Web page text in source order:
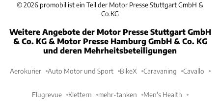
©2026 promobil ist ein Teil der Motor Presse Stuttgart GmbH &
Co.KG
Weitere Angebote der Motor Presse Stuttgart GmbH
& Co. KG & Motor Presse Hamburg GmbH & Co. KG
und deren Mehrheitsbeteiligungen
Aerokurier Auto Motor und Sport BikeX Caravaning Cavallo
Flugrevue Klettern mehr-tanken Men's Health